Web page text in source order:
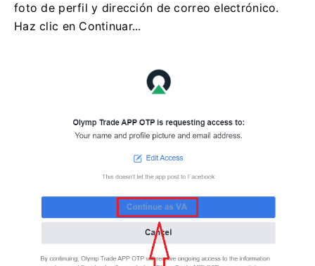
foto de perfil y dirección de correo electrónico.
Haz clic en Continuar...